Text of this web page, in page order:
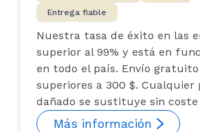
Entrega fiable
Nuestra tasa de éxito en las
superior al 99% y está en
en todo el país. Envío
superiores a 300 $. Cualquier
dañado se sustituye sin coste
Más información